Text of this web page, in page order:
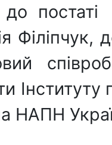
до
Філіпчук,
НАПН